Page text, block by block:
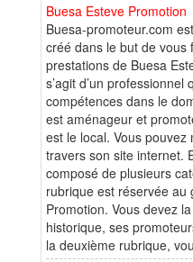
Buesa Esteve Promotion
Buesa-promoteur.com
créé dans le but de vous
prestations de Buesa
s’agit d’un
compétences dans le
est aménageur et
est le local. Vous
travers son site internet.
composé de plusieurs
rubrique est réservée au
Promotion. Vous devez
historique, ses
la deuxième rubrique,